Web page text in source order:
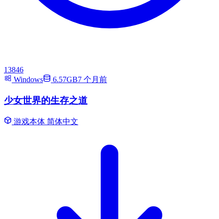
13846
Windows
6.57GB7 个月前
少女世界的生存之道
游戏本体 简体中文